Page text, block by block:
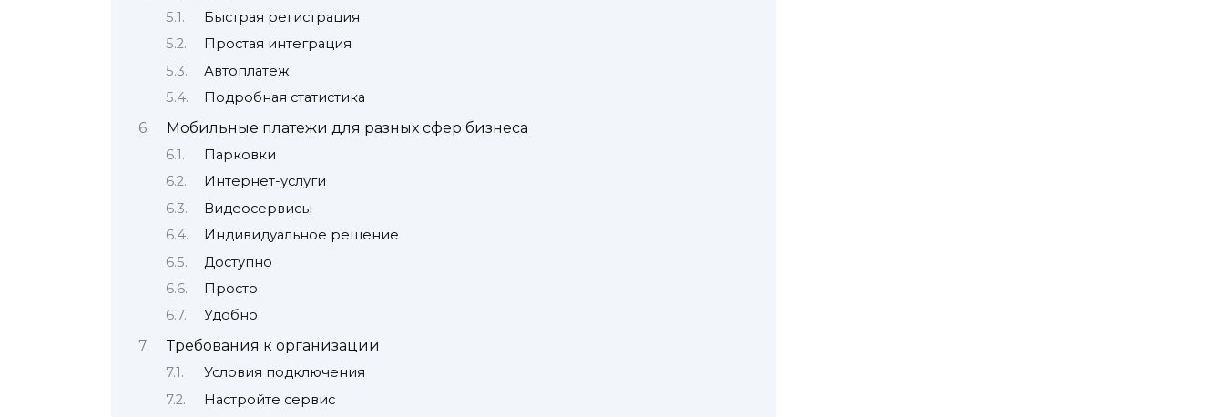
Быстрая регистрация
Простая интеграция
Автоплатёж
Подробная статистика
Мобильные платежи для разных сфер бизнеса
Парковки
Интернет-услуги
Видеосервисы
Индивидуальное решение
Доступно
Просто
Удобно
Требования к организации
Условия подключения
Настройте сервис